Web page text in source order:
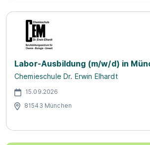
Labor-Ausbildung (m/w/d) in
Chemieschule Dr. Erwin Elhardt
15.09.2026
81543 München